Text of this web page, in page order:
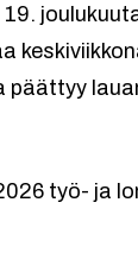
päättyy
työ- ja